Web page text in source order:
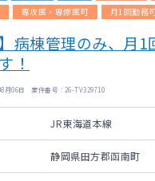
専攻医・専修医可 月1回勤務
】病棟管理のみ、月
！
月06日 案件番号 : 26-TV329710
JR東海道本線
静岡県田方郡函南町